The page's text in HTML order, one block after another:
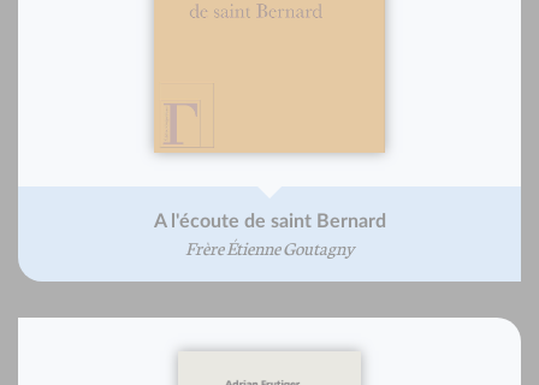
A l'écoute de saint Bernard
Frère Étienne Goutagny